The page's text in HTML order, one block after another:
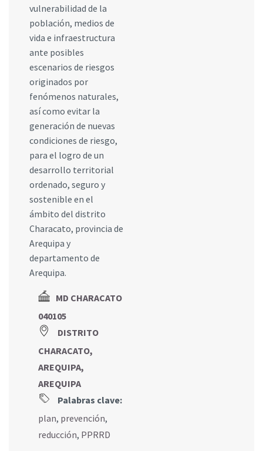
vulnerabilidad de la
población, medios de
vida e infraestructura
ante posibles
escenarios de riesgos
originados por
fenómenos naturales,
así como evitar la
generación de nuevas
condiciones de riesgo,
para el logro de un
desarrollo territorial
ordenado, seguro y
sostenible en el
ámbito del distrito
Characato, provincia de
Arequipa y
departamento de
Arequipa.
MD CHARACATO
040105
DISTRITO
CHARACATO,
AREQUIPA,
AREQUIPA
Palabras clave:
plan, prevención,
reducción, PPRRD